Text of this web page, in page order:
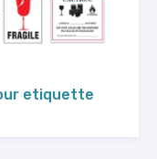
etiquette